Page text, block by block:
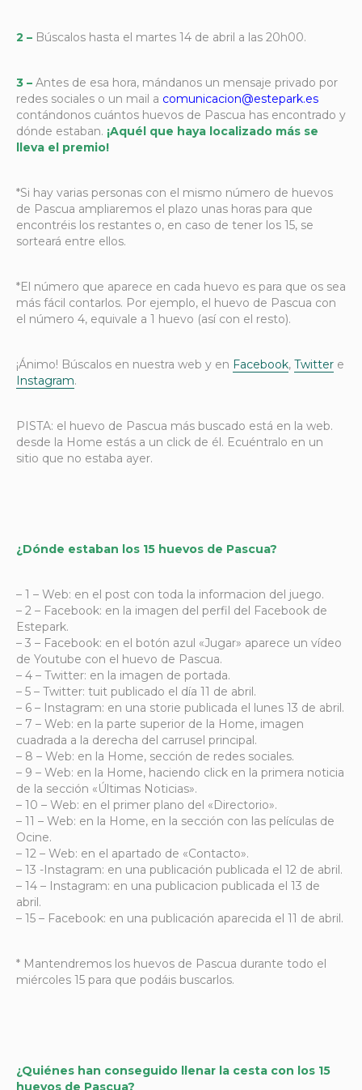
2 – Búscalos hasta el martes 14 de abril a las 20h00.
3 – Antes de esa hora, mándanos un mensaje privado por
redes sociales o un mail a comunicacion@estepark.es
contándonos cuántos huevos de Pascua has encontrado y
dónde estaban. ¡Aquél que haya localizado más se
lleva el premio!
*Si hay varias personas con el mismo número de huevos
de Pascua ampliaremos el plazo unas horas para que
encontréis los restantes o, en caso de tener los 15, se
sorteará entre ellos.
*El número que aparece en cada huevo es para que os sea
más fácil contarlos. Por ejemplo, el huevo de Pascua con
el número 4, equivale a 1 huevo (así con el resto).
¡Ánimo! Búscalos en nuestra web y en Facebook, Twitter e
Instagram.
PISTA: el huevo de Pascua más buscado está en la web.
desde la Home estás a un click de él. Ecuéntralo en un
sitio que no estaba ayer.
¿Dónde estaban los 15 huevos de Pascua?
– 1 – Web: en el post con toda la informacion del juego.
– 2 – Facebook: en la imagen del perfil del Facebook de
Estepark.
– 3 – Facebook: en el botón azul «Jugar» aparece un vídeo
de Youtube con el huevo de Pascua.
– 4 – Twitter: en la imagen de portada.
– 5 – Twitter: tuit publicado el día 11 de abril.
– 6 – Instagram: en una storie publicada el lunes 13 de abril.
– 7 – Web: en la parte superior de la Home, imagen
cuadrada a la derecha del carrusel principal.
– 8 – Web: en la Home, sección de redes sociales.
– 9 – Web: en la Home, haciendo click en la primera noticia
de la sección «Últimas Noticias».
– 10 – Web: en el primer plano del «Directorio».
– 11 – Web: en la Home, en la sección con las películas de
Ocine.
– 12 – Web: en el apartado de «Contacto».
– 13 -Instagram: en una publicación publicada el 12 de abril.
– 14 – Instagram: en una publicacion publicada el 13 de
abril.
– 15 – Facebook: en una publicación aparecida el 11 de abril.
* Mantendremos los huevos de Pascua durante todo el
miércoles 15 para que podáis buscarlos.
¿Quiénes han conseguido llenar la cesta con los 15
huevos de Pascua?